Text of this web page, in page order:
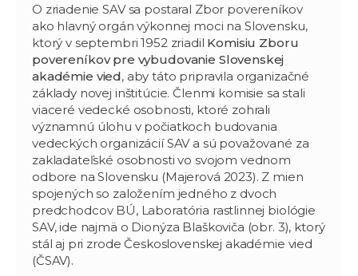
O zriadenie SAV sa postaral Zbor povereníkov
ako hlavný orgán výkonnej moci na Slovensku,
ktorý v septembri 1952 zriadil Komisiu Zboru
povereníkov pre vybudovanie Slovenskej
akadémie vied, aby táto pripravila organizačné
základy novej inštitúcie. Členmi komisie sa stali
viaceré vedecké osobnosti, ktoré zohrali
významnú úlohu v počiatkoch budovania
vedeckých organizácií SAV a sú považované za
zakladateľské osobnosti vo svojom vednom
odbore na Slovensku (Majerová 2023). Z mien
spojených so založením jedného z dvoch
predchodcov BÚ, Laboratória rastlinnej biológie
SAV, ide najmä o Dionýza Blaškoviča (obr. 3), ktorý
stál aj pri zrode Československej akadémie vied
(ČSAV).